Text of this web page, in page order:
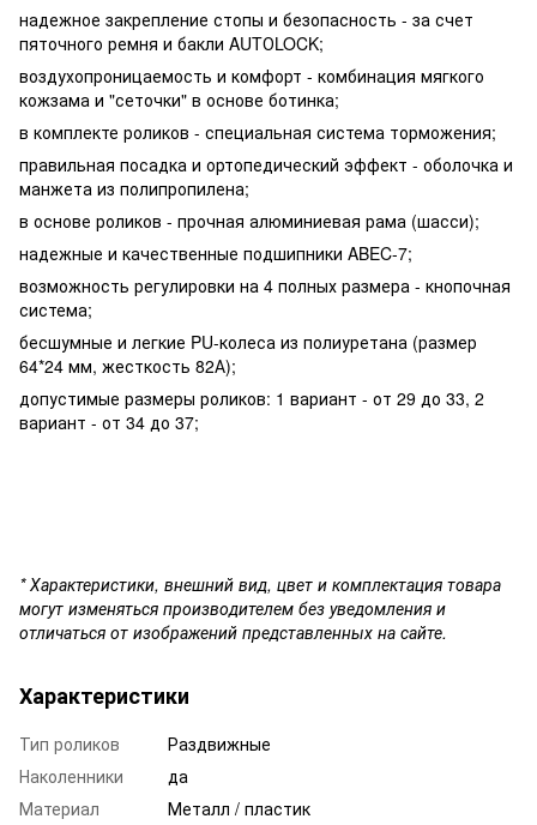
надежное закрепление стопы и безопасность - за счет
пяточного ремня и бакли AUTОLOCK;
воздухопроницаемость и комфорт - комбинация мягкого
кожзама и "сеточки" в основе ботинка;
в комплекте роликов - специальная система торможения;
правильная посадка и ортопедический эффект - оболочка и
манжета из полипропилена;
в основе роликов - прочная алюминиевая рама (шасси);
надежные и качественные подшипники ABEC-7;
возможность регулировки на 4 полных размера - кнопочная
система;
бесшумные и легкие PU-колеса из полиуретана (размер
64*24 мм, жесткость 82А);
допустимые размеры роликов: 1 вариант - от 29 до 33, 2
вариант - от 34 до 37;
* Характеристики, внешний вид, цвет и комплектация товара
могут изменяться производителем без уведомления и
отличаться от изображений представленных на сайте.
Характеристики
Тип роликов
Раздвижные
Наколенники
да
Материал
Металл / пластик